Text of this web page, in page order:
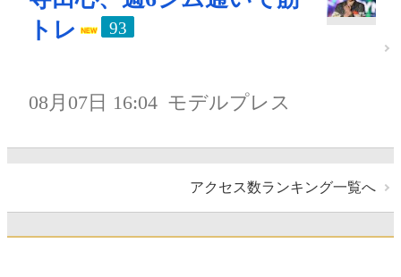
トレ
93
08月07日 16:04 モデルプレス
アクセス数ランキング一覧へ